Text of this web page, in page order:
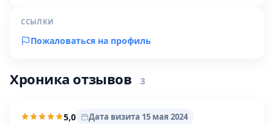
ССЫЛКИ
Пожаловаться на профиль
Хроника отзывов 3
5,0
Дата визита 15 мая 2024